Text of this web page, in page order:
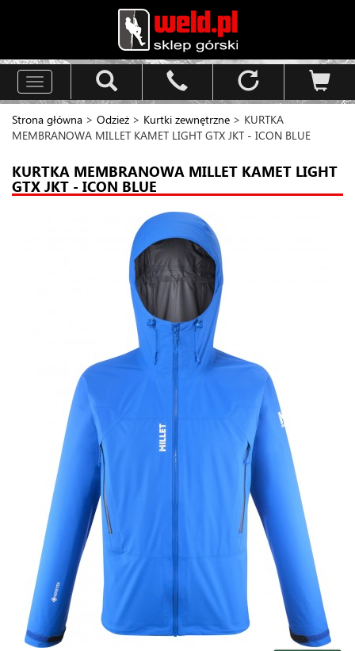
Toggle
navigation
Strona główna > Odzież > Kurtki zewnętrzne > KURTKA
MEMBRANOWA MILLET KAMET LIGHT GTX JKT - ICON BLUE
KURTKA MEMBRANOWA MILLET KAMET LIGHT
GTX JKT - ICON BLUE